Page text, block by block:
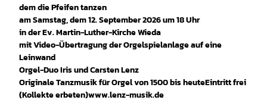
dem die Pfeifen tanzen
am Samstag, dem 12. September 2026 um 18 Uhr
in der Ev. Martin-Luther-Kirche Wieda
mit Video-Übertragung der Orgelspielanlage auf eine
Leinwand
Orgel-Duo Iris und Carsten Lenz
Originale Tanzmusik für Orgel von 1500 bis heuteEintritt frei
(Kollekte erbeten)www.lenz-musik.de